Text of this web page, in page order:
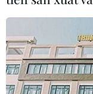
08/08/2026 03:37
Ông Kim Sang-
hàng phòng ngự
ASEAN Cup?